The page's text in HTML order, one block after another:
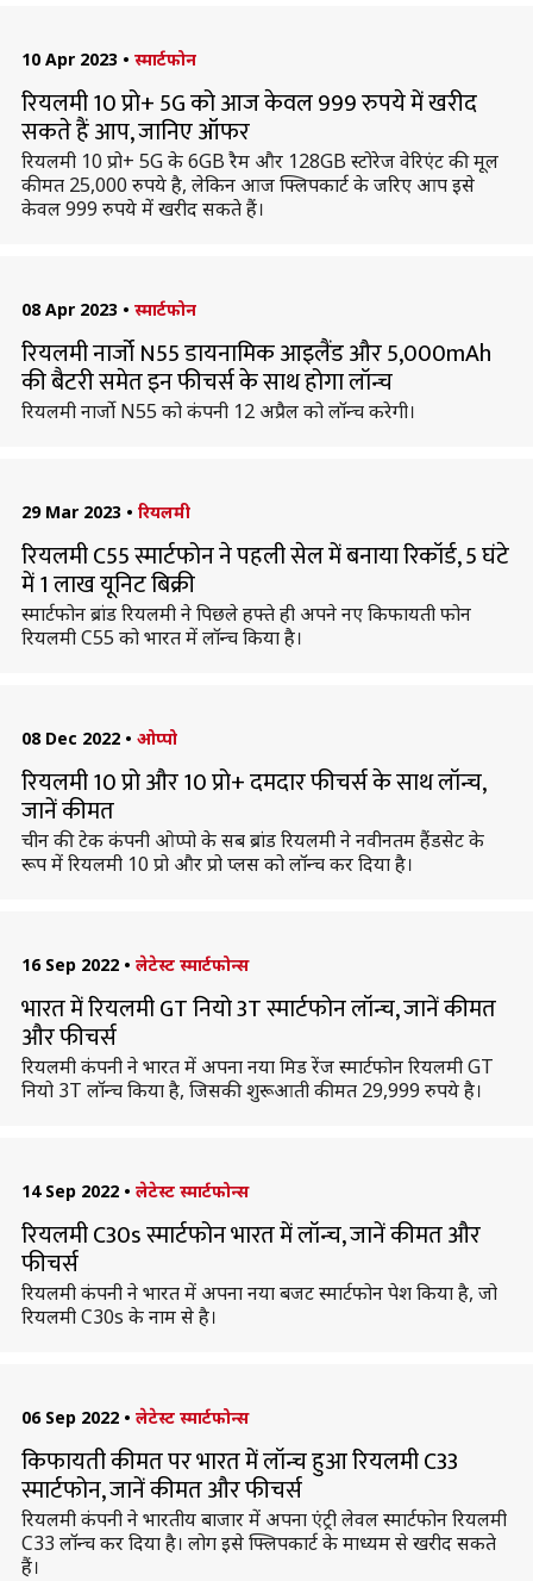
10 Apr 2023 • स्मार्टफोन
रियलमी 10 प्रो+ 5G को आज केवल 999 रुपये में खरीद
सकते हैं आप, जानिए ऑफर
रियलमी 10 प्रो+ 5G के 6GB रैम और 128GB स्टोरेज वेरिएंट की मूल
कीमत 25,000 रुपये है, लेकिन आज फ्लिपकार्ट के जरिए आप इसे
केवल 999 रुपये में खरीद सकते हैं।
08 Apr 2023 • स्मार्टफोन
रियलमी नार्जो N55 डायनामिक आइलैंड और 5,000mAh
की बैटरी समेत इन फीचर्स के साथ होगा लॉन्च
रियलमी नार्जो N55 को कंपनी 12 अप्रैल को लॉन्च करेगी।
29 Mar 2023 • रियलमी
रियलमी C55 स्मार्टफोन ने पहली सेल में बनाया रिकॉर्ड, 5 घंटे
में 1 लाख यूनिट बिक्री
स्मार्टफोन ब्रांड रियलमी ने पिछले हफ्ते ही अपने नए किफायती फोन
रियलमी C55 को भारत में लॉन्च किया है।
08 Dec 2022 • ओप्पो
रियलमी 10 प्रो और 10 प्रो+ दमदार फीचर्स के साथ लॉन्च,
जानें कीमत
चीन की टेक कंपनी ओप्पो के सब ब्रांड रियलमी ने नवीनतम हैंडसेट के
रूप में रियलमी 10 प्रो और प्रो प्लस को लॉन्च कर दिया है।
16 Sep 2022 • लेटेस्ट स्मार्टफोन्स
भारत में रियलमी GT नियो 3T स्मार्टफोन लॉन्च, जानें कीमत
और फीचर्स
रियलमी कंपनी ने भारत में अपना नया मिड रेंज स्मार्टफोन रियलमी GT
नियो 3T लॉन्च किया है, जिसकी शुरूआती कीमत 29,999 रुपये है।
14 Sep 2022 • लेटेस्ट स्मार्टफोन्स
रियलमी C30s स्मार्टफोन भारत में लॉन्च, जानें कीमत और
फीचर्स
रियलमी कंपनी ने भारत में अपना नया बजट स्मार्टफोन पेश किया है, जो
रियलमी C30s के नाम से है।
06 Sep 2022 • लेटेस्ट स्मार्टफोन्स
किफायती कीमत पर भारत में लॉन्च हुआ रियलमी C33
स्मार्टफोन, जानें कीमत और फीचर्स
रियलमी कंपनी ने भारतीय बाजार में अपना एंट्री लेवल स्मार्टफोन रियलमी
C33 लॉन्च कर दिया है। लोग इसे फ्लिपकार्ट के माध्यम से खरीद सकते
हैं।